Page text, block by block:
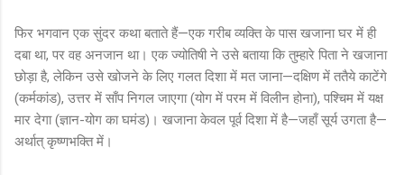
फिर भगवान एक सुंदर कथा बताते हैं—एक गरीब व्यक्ति के पास खजाना घर में ही
दबा था, पर वह अनजान था। एक ज्योतिषी ने उसे बताया कि तुम्हारे पिता ने खजाना
छोड़ा है, लेकिन उसे खोजने के लिए गलत दिशा में मत जाना—दक्षिण में ततैये काटेंगे
(कर्मकांड), उत्तर में साँप निगल जाएगा (योग में परम में विलीन होना), पश्चिम में यक्ष
मार देगा (ज्ञान-योग का घमंड)। खजाना केवल पूर्व दिशा में है—जहाँ सूर्य उगता है—
अर्थात् कृष्णभक्ति में।